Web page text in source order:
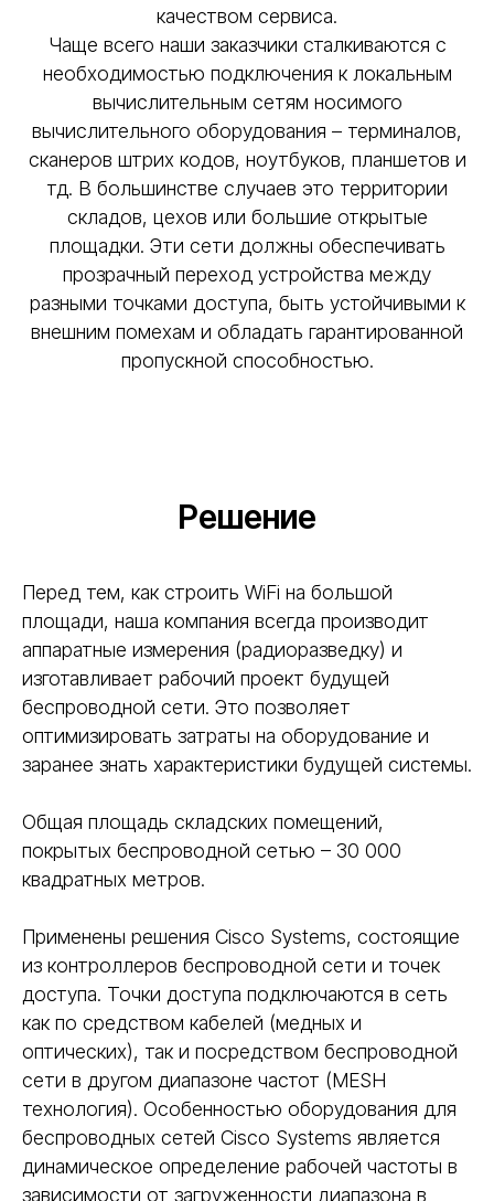
качеством сервиса.
Чаще всего наши заказчики сталкиваются с
необходимостью подключения к локальным
вычислительным сетям носимого
вычислительного оборудования – терминалов,
сканеров штрих кодов, ноутбуков, планшетов и
тд. В большинстве случаев это территории
складов, цехов или большие открытые
площадки. Эти сети должны обеспечивать
прозрачный переход устройства между
разными точками доступа, быть устойчивыми к
внешним помехам и обладать гарантированной
пропускной способностью.
Решение
Перед тем, как строить WiFi на большой
площади, наша компания всегда производит
аппаратные измерения (радиоразведку) и
изготавливает рабочий проект будущей
беспроводной сети. Это позволяет
оптимизировать затраты на оборудование и
заранее знать характеристики будущей системы.
Общая площадь складских помещений,
покрытых беспроводной сетью – 30 000
квадратных метров.
Применены решения Cisco Systems, состоящие
из контроллеров беспроводной сети и точек
доступа. Точки доступа подключаются в сеть
как по средством кабелей (медных и
оптических), так и посредством беспроводной
сети в другом диапазоне частот (MESH
технология). Особенностью оборудования для
беспроводных сетей Cisco Systems является
динамическое определение рабочей частоты в
зависимости от загруженности диапазона в